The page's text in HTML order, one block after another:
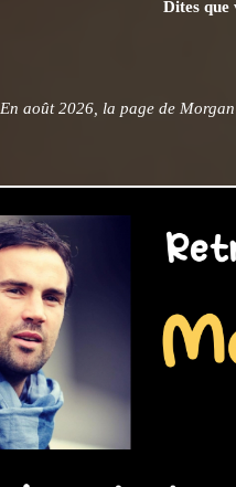
Dites que
En août 2026, la page de